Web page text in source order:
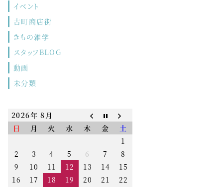
イベント
古町商店街
きもの雑学
スタッフBLOG
動画
未分類
2026年 8月
日
月 火 水 木 金
土
1
2
3 4 5 6 7
8
9
10 11 12 13 14
15
16
17 18 19 20 21
22